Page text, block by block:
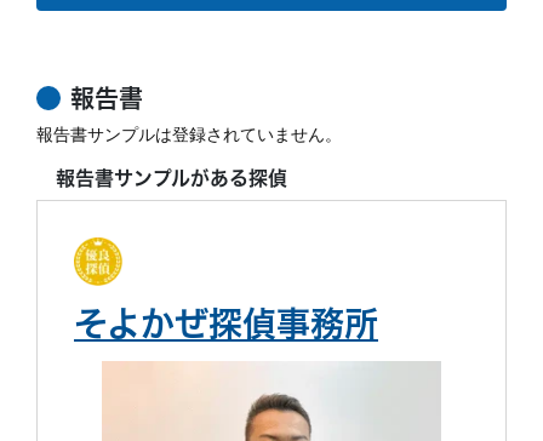
報告書
報告書サンプルは登録されていません。
報告書サンプルがある探偵
そよかぜ探偵事務所